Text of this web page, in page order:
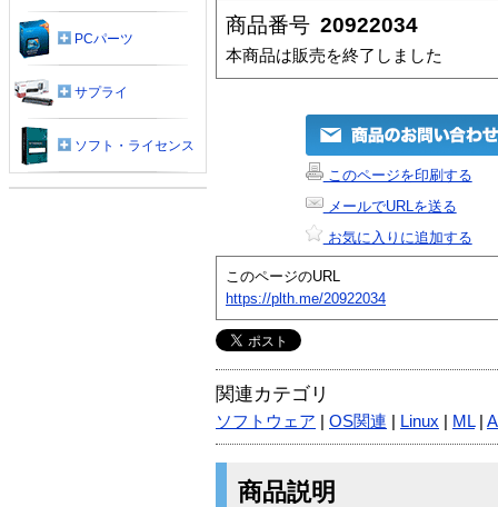
商品番号 20922034
本商品は販売を終了しました
このページを印刷する
メールでURLを送る
お気に入りに追加する
このページのURL
https://plth.me/20922034
関連カテゴリ
ソフトウェア OS関連 Linux ML|
商品説明
PCパーツ
サプライ
ソフト・ライセンス